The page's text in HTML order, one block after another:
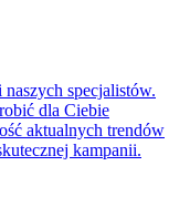
specjalistów.
dla Ciebie
aktualnych trendów
kampanii.